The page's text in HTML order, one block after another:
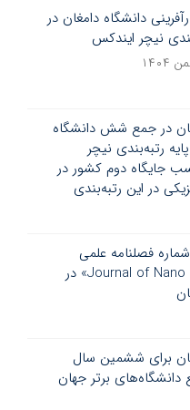
دانشگاه دامغان در
نیچر ایندکس
در جمع شش دانشگاه
رتبه‌بندی نیچر
جایگاه دوم کشور در
در این رتبه‌بندی
فصلنامه علمی
«Journal of Nano Simulation» در
برای ششمین سال
دانشگاه‌های برتر جهان